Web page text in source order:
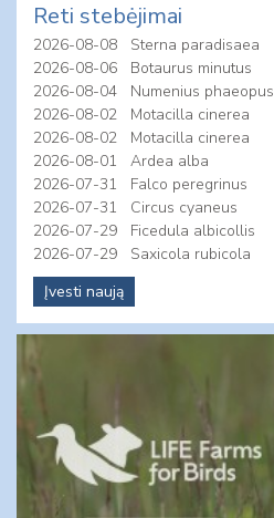
Reti stebėjimai
2026-08-08
Sterna paradisaea
2026-08-06
Botaurus minutus
2026-08-04
Numenius phaeopus
2026-08-02
Motacilla cinerea
2026-08-02
Motacilla cinerea
2026-08-01
Ardea alba
2026-07-31
Falco peregrinus
2026-07-31
Circus cyaneus
2026-07-29
Ficedula albicollis
2026-07-29
Saxicola rubicola
Įvesti naują